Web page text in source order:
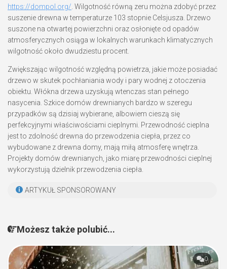
https://dompol.org/ . Wilgotność równą zeru można zdobyć przez
suszenie drewna w temperaturze 103 stopnie Celsjusza. Drzewo
suszone na otwartej powierzchni oraz osłonięte od opadów
atmosferycznych osiąga w lokalnych warunkach klimatycznych
wilgotność około dwudziestu procent.
Zwiększając wilgotność względną powietrza, jakie może posiadać
drzewo w skutek pochłaniania wody i pary wodnej z otoczenia
obiektu. Włókna drzewa uzyskują wtenczas stan pełnego
nasycenia. Szkice domów drewnianych bardzo w szeregu
przypadków są dzisiaj wybierane, albowiem cieszą się
perfekcyjnymi właściwościami cieplnymi. Przewodność cieplna
jest to zdolność drewna do przewodzenia ciepła, przez co
wybudowane z drewna domy, mają miłą atmosferę wnętrza.
Projekty domów drewnianych, jako miarę przewodności cieplnej
wykorzystują dzielnik przewodzenia ciepła.
ARTYKUŁ SPONSOROWANY
Możesz także polubić...
0